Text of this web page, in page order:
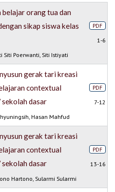
orang tua dan
sikap siswa kelas
Siti Poerwanti, Siti Istiyati
PDF
1-6
gerak tari kreasi
contextual
dasar
Hasan Mahfud
PDF
7-12
gerak tari kreasi
contextual
dasar
Hartono, Sularmi Sularmi
PDF
13-16